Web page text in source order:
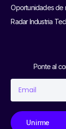
Oportunidades de
Radar Industria
Ponte al
Unirme